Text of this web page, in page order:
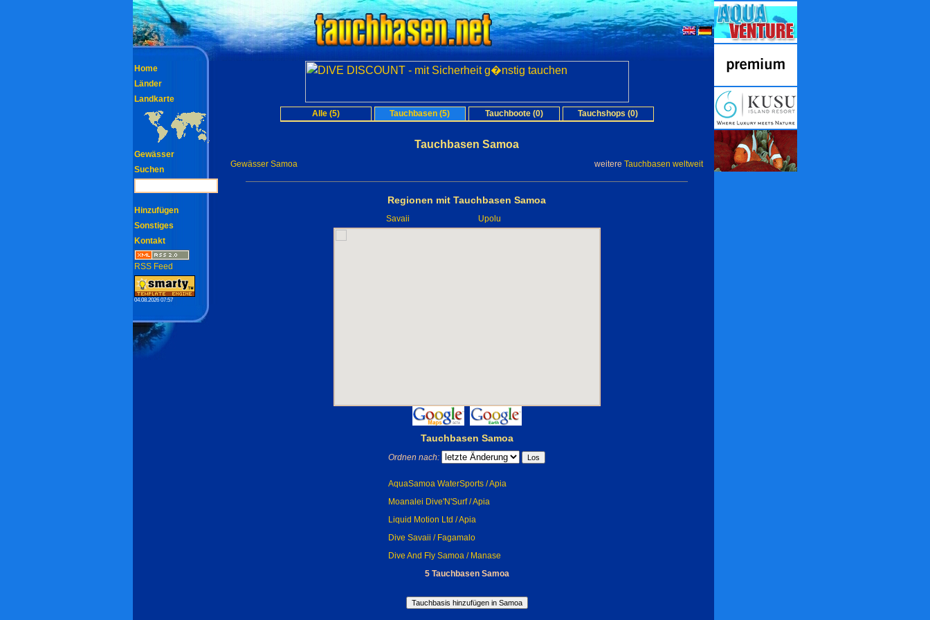
Alle (5) Tauchbasen (5) Tauchboote (0) Tauchshops (0)
Tauchbasen Samoa
Gewässer Samoa weitere Tauchbasen weltweit
Regionen mit Tauchbasen Samoa
Savaii Upolu
Tauchbasen Samoa
Ordnen nach:
AquaSamoa WaterSports / Apia
Moanalei Dive'N'Surf / Apia
Liquid Motion Ltd / Apia
Dive Savaii / Fagamalo
Dive And Fly Samoa / Manase
5 Tauchbasen Samoa
Home
Länder
Landkarte
Gewässer
Suchen
Hinzufügen
Sonstiges
Kontakt
RSS Feed
04.08.2026 07:57